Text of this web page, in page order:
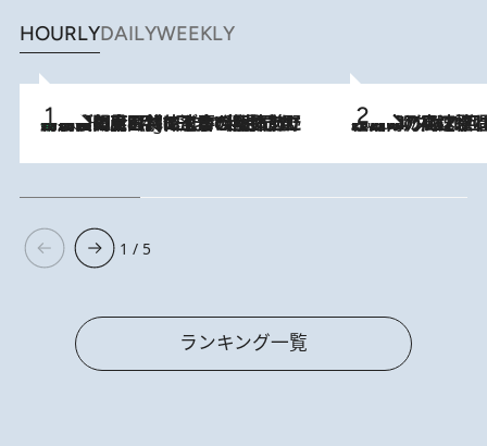
HOURLYDAILYWEEKLY
10 Hours Ago
「最後に見られてよかった」上野動物園の東園パンダ舎が解体前に特別公開。8月16日まで延長されたパネル展と共に辿る“半世紀”のパンダ飼育《解体工事の図面あり》 2026.8.7
「湘南乃風に憧れて」観客大盛上がりの“タオル回し”に、ラッパー顔負けの高速歌唱まで…さだまさし（74）のアグレッシブすぎる現在地
1 / 5
ランキング一覧